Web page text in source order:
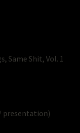
Same Shit, Vol. 1
presentation)